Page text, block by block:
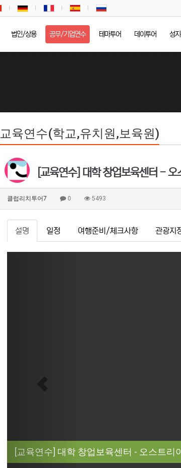
법인/상용 공무/기업연수 테마투어 데이투어 성
교육연수(학교,유치원,보육원)
[교육연수] 대학 창업보육센터 -
클럽리치투어7 0 5493
설명 일정 여행준비/체크사항 관광지
[교육연수] 대학 창업보육센터 - 오스트리